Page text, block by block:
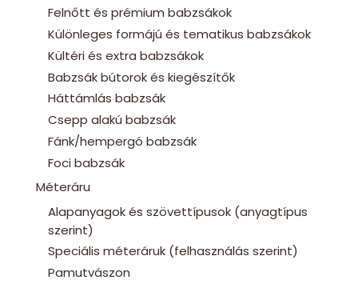
Felnőtt és prémium babzsákok
Különleges formájú és tematikus babzsákok
Kültéri és extra babzsákok
Babzsák bútorok és kiegészítők
Háttámlás babzsák
Csepp alakú babzsák
Fánk/hempergó babzsák
Foci babzsák
Méteráru
Alapanyagok és szövettípusok (anyagtípus
szerint)
Speciális méteráruk (felhasználás szerint)
Pamutvászon